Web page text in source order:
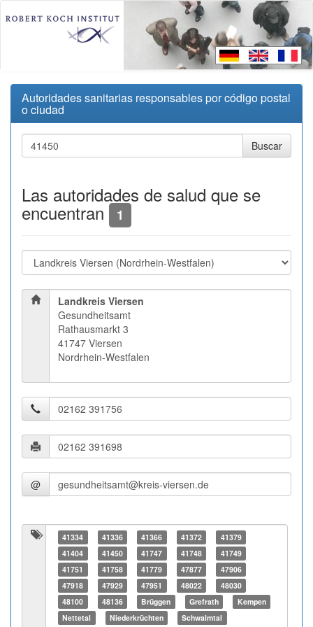
Autoridades sanitarias responsables por código postal
o ciudad
Las autoridades de salud que se
encuentran 1
Landkreis Viersen
Gesundheitsamt
Rathausmarkt 3
41747 Viersen
Nordrhein-Westfalen
@
41334 41336 41366 41372
41379
41404
41450 41747 41748
41749
41751
41758 41779 47877
47906
47918
47929 47951 48022
48030
48100
48136 Brüggen Grefrath
Kempen
Nettetal
Niederkrüchten Schwalmtal